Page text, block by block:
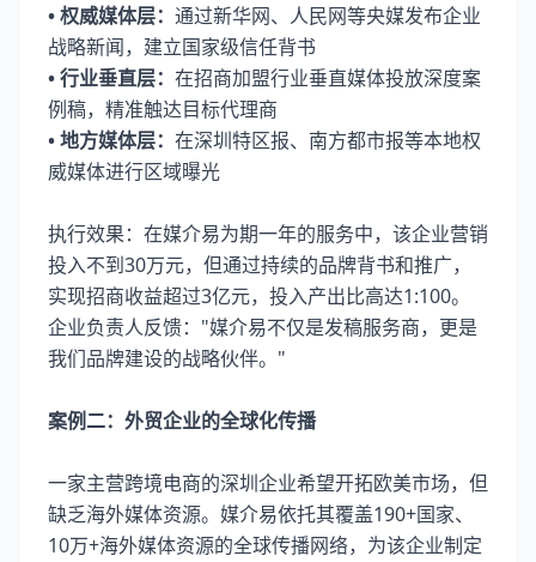
• 权威媒体层： 通过新华网、人民网等央媒发布企业
战略新闻，建立国家级信任背书
• 行业垂直层： 在招商加盟行业垂直媒体投放深度案
例稿，精准触达目标代理商
• 地方媒体层： 在深圳特区报、南方都市报等本地权
威媒体进行区域曝光
执行效果：在媒介易为期一年的服务中，该企业营销
投入不到30万元，但通过持续的品牌背书和推广，
实现招商收益超过3亿元，投入产出比高达1:100。
企业负责人反馈："媒介易不仅是发稿服务商，更是
我们品牌建设的战略伙伴。"
案例二：外贸企业的全球化传播
一家主营跨境电商的深圳企业希望开拓欧美市场，但
缺乏海外媒体资源。媒介易依托其覆盖190+国家、
10万+海外媒体资源的全球传播网络，为该企业制定